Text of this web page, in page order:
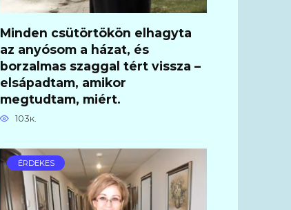
Minden csütörtökön elhagyta
az anyósom a házat, és
borzalmas szaggal tért vissza –
elsápadtam, amikor
megtudtam, miért.
103к.
ÉRDEKES